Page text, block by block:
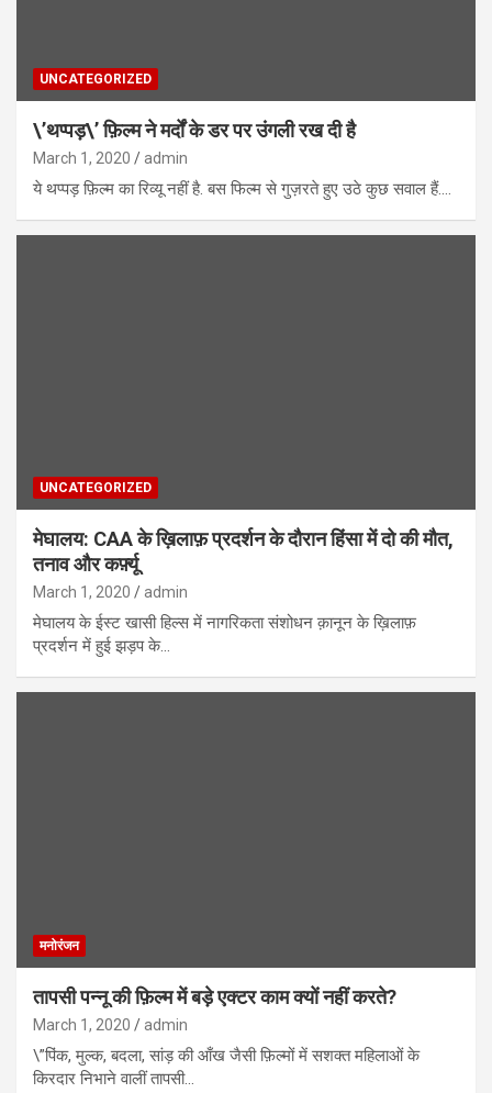
UNCATEGORIZED
\’थप्पड़\’ फ़िल्म ने मर्दों के डर पर उंगली रख दी है
March 1, 2020 admin
ये थप्पड़ फ़िल्म का रिव्यू नहीं है. बस फिल्म से गुज़रते हुए उठे कुछ सवाल हैं.…
UNCATEGORIZED
मेघालय: CAA के ख़िलाफ़ प्रदर्शन के दौरान हिंसा में दो की मौत,
तनाव और कर्फ़्यू
March 1, 2020 admin
मेघालय के ईस्ट खासी हिल्स में नागरिकता संशोधन क़ानून के ख़िलाफ़
प्रदर्शन में हुई झड़प के…
मनोरंजन
तापसी पन्नू की फ़िल्म में बड़े एक्टर काम क्यों नहीं करते?
March 1, 2020 admin
\”पिंक, मुल्क, बदला, सांड़ की आँख जैसी फ़िल्मों में सशक्त महिलाओं के
किरदार निभाने वालीं तापसी…